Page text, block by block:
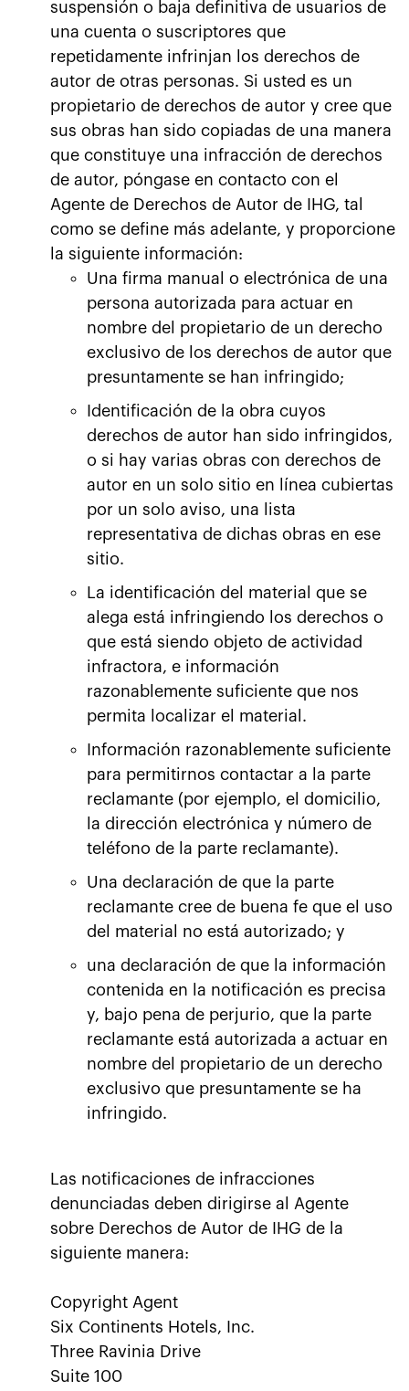
suspensión o baja definitiva de usuarios de
una cuenta o suscriptores que
repetidamente infrinjan los derechos de
autor de otras personas. Si usted es un
propietario de derechos de autor y cree que
sus obras han sido copiadas de una manera
que constituye una infracción de derechos
de autor, póngase en contacto con el
Agente de Derechos de Autor de IHG, tal
como se define más adelante, y proporcione
la siguiente información:
Una firma manual o electrónica de una
persona autorizada para actuar en
nombre del propietario de un derecho
exclusivo de los derechos de autor que
presuntamente se han infringido;
Identificación de la obra cuyos
derechos de autor han sido infringidos,
o si hay varias obras con derechos de
autor en un solo sitio en línea cubiertas
por un solo aviso, una lista
representativa de dichas obras en ese
sitio.
La identificación del material que se
alega está infringiendo los derechos o
que está siendo objeto de actividad
infractora, e información
razonablemente suficiente que nos
permita localizar el material.
Información razonablemente suficiente
para permitirnos contactar a la parte
reclamante (por ejemplo, el domicilio,
la dirección electrónica y número de
teléfono de la parte reclamante).
Una declaración de que la parte
reclamante cree de buena fe que el uso
del material no está autorizado; y
una declaración de que la información
contenida en la notificación es precisa
y, bajo pena de perjurio, que la parte
reclamante está autorizada a actuar en
nombre del propietario de un derecho
exclusivo que presuntamente se ha
infringido.
Las notificaciones de infracciones
denunciadas deben dirigirse al Agente
sobre Derechos de Autor de IHG de la
siguiente manera:
Copyright Agent
Six Continents Hotels, Inc.
Three Ravinia Drive
Suite 100